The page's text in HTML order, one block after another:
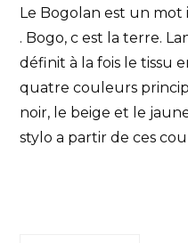
Le Bogolan est un mot
. Bogo, c est la terre.
définit à la fois le tissu
quatre couleurs
noir, le beige et le
stylo a partir de ces